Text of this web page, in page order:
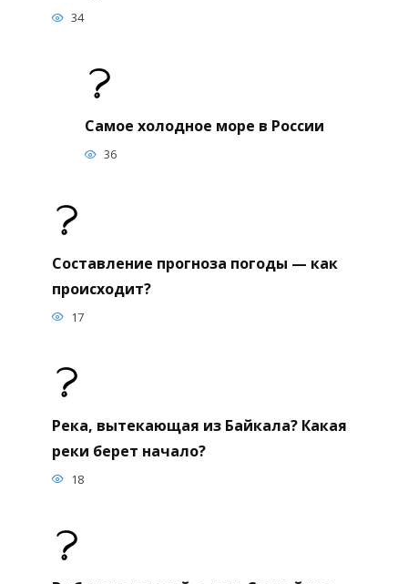
34
Самое холодное море в России
36
Составление прогноза погоды — как
происходит?
17
Река, вытекающая из Байкала? Какая
реки берет начало?
18